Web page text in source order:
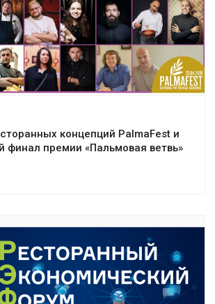
концепций PalmaFest и
финал премии «Пальмовая ветвь»